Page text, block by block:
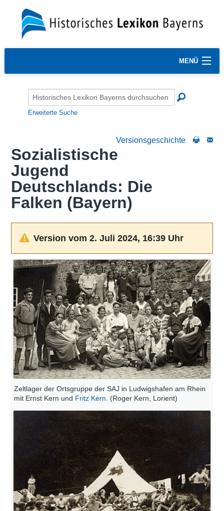
MENÜ
Erweiterte Suche
Versionsgeschichte
Sozialistische
Jugend
Deutschlands: Die
Falken (Bayern)
Version vom 2. Juli 2024, 16:39 Uhr
Zeltlager der Ortsgruppe der SAJ in Ludwigshafen am Rhein
mit Ernst Kern und Fritz Kern . (Roger Kern, Lorient)